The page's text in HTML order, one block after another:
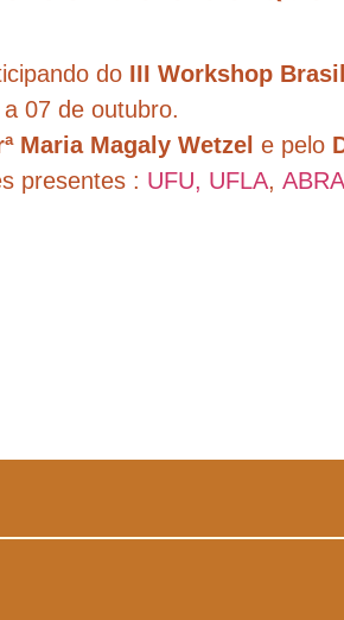
do III Workshop
07 de outubro.
Maria Magaly Wetzel e pelo
presentes : UFU, UFLA,